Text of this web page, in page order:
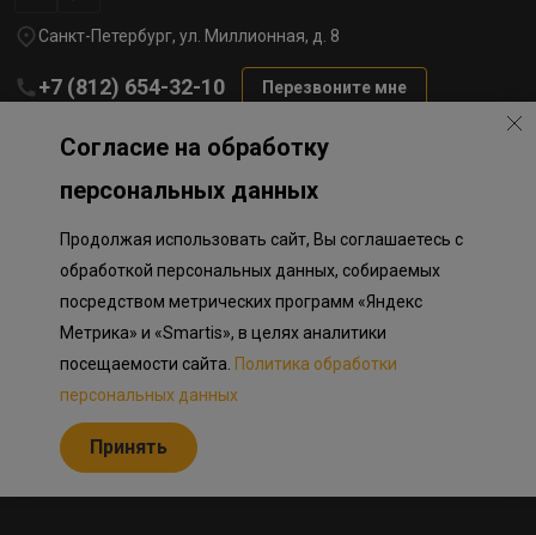
Санкт-Петербург, ул. Миллионная, д. 8
+7 (812) 654-32-10 Перезвоните мне
Политика обработки персональных данных
Информация о плановом направлении средств
на строительство соц.объектов в Окле
Приложение к программе лояльности
Разработка сайта «Пикмедиа»
Информация, представленная на сайте, носит исключительно
ознакомительный характер, не является публичной офертой,
Российской Федерации. Представленные изображения объектов
долевого строительства носят предварительный ознакомительный
характер и могут отличаться от фактических проектных решений,
Согласие на обработку
персональных данных
Продолжая использовать сайт, Вы соглашаетесь с
обработкой персональных данных, собираемых
посредством метрических программ «Яндекс
Метрика» и «Smartis», в целях аналитики
посещаемости сайта. Политика обработки
персональных данных
Принять